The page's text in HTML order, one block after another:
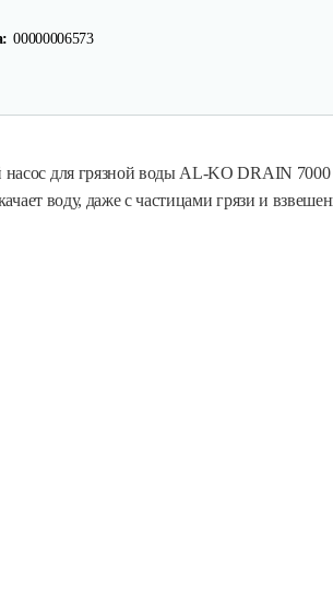
00000006573
для грязной воды AL-KO DRAIN
воду, даже с частицами грязи и